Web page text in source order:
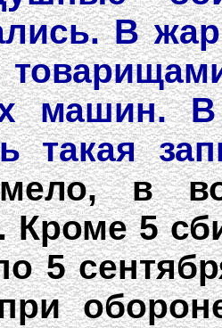
В
машин. В
такая
в
Кроме 5
5